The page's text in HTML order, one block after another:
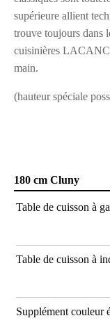
supérieure allient
trouve toujours dans
cuisinières
main.
(hauteur spéciale
180 cm Cluny
Table de cuisson à
Table de cuisson à
Supplément couleur